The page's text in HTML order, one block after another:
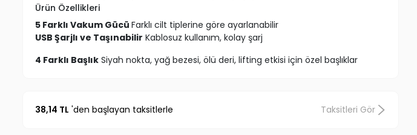
Ürün Özellikleri
5 Farklı Vakum Gücü Farklı cilt tiplerine göre ayarlanabilir
USB Şarjlı ve Taşınabilir Kablosuz kullanım, kolay şarj
4 Farklı BaşlıkSiyah nokta, yağ bezesi, ölü deri, lifting etkisi için özel başlıklar
Cilt Dostu Malzeme
Cildi tahriş etmeyen, güvenli ABS plastik
38,14 TL 'den başlayan taksitlerle Taksitleri Gör